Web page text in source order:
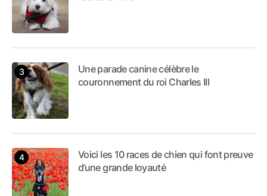
Une parade canine célèbre le
couronnement du roi Charles III
Voici les 10 races de chien qui font preuve
d’une grande loyauté